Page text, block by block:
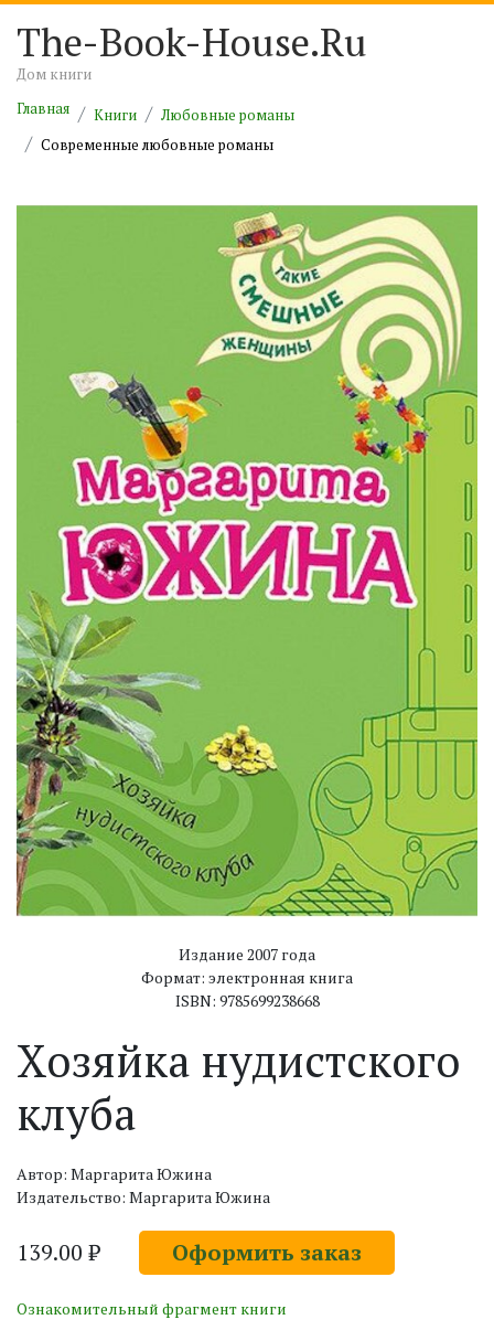
The-Book-House.Ru
Дом книги
Главная
Книги
Любовные романы
Современные любовные романы
Издание 2007 года
Формат: электронная книга
ISBN: 9785699238668
Хозяйка нудистского
клуба
Автор: Маргарита Южина
Издательство: Маргарита Южина
139.00 ₽ Оформить заказ
Ознакомительный фрагмент книги